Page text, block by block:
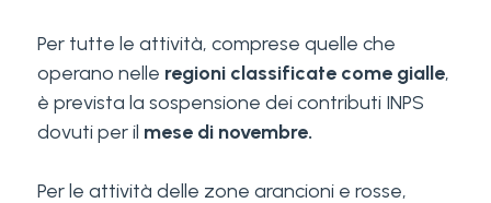
Per tutte le attività, comprese quelle che
operano nelle regioni classificate come gialle,
è prevista la sospensione dei contributi INPS
dovuti per il mese di novembre.
Per le attività delle zone arancioni e rosse,